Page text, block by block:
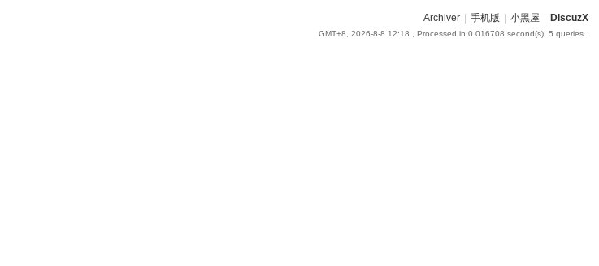
Archiver 手机版 小黑屋 DiscuzX
GMT+8, 2026-8-8 12:18 , Processed in 0.016708 second(s), 5 queries .